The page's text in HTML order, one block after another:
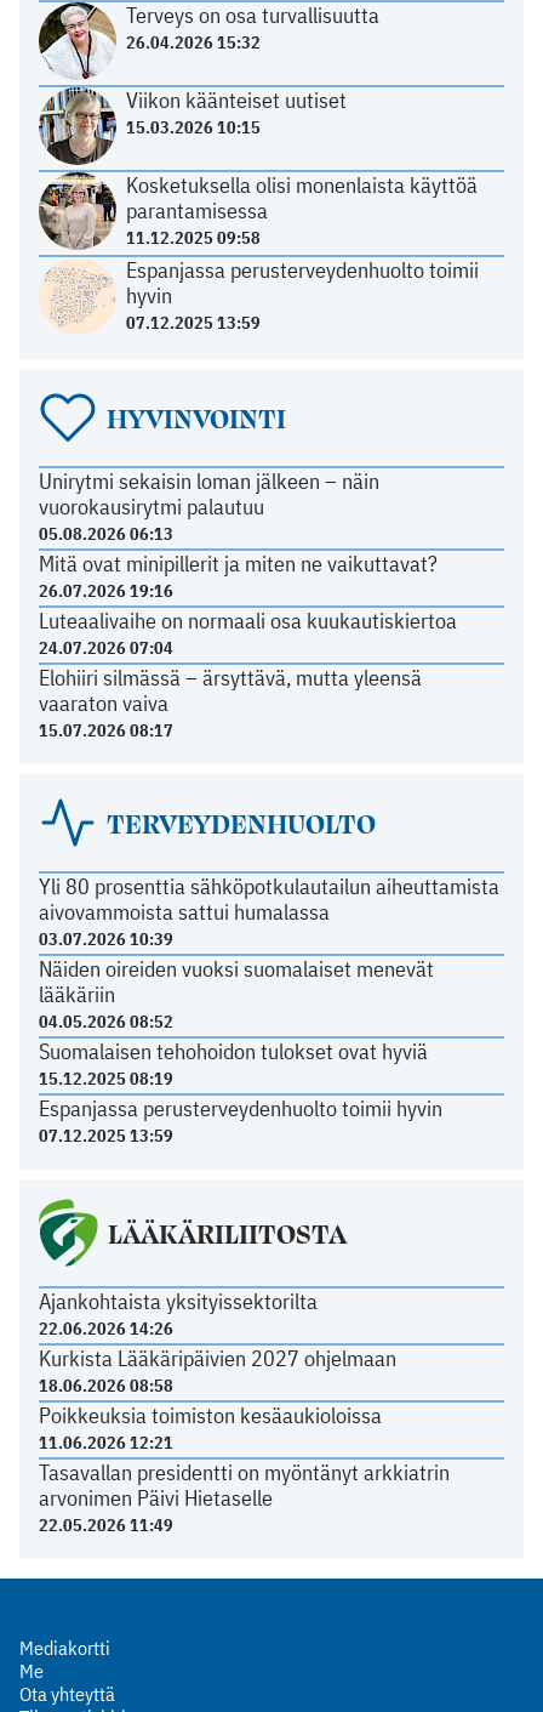
Terveys on osa turvallisuutta
26.04.2026 15:32
Viikon käänteiset uutiset
15.03.2026 10:15
Kosketuksella olisi monenlaista käyttöä
parantamisessa
11.12.2025 09:58
Espanjassa perusterveydenhuolto toimii
hyvin
07.12.2025 13:59
HYVINVOINTI
Unirytmi sekaisin loman jälkeen – näin
vuorokausirytmi palautuu
05.08.2026 06:13
Mitä ovat minipillerit ja miten ne vaikuttavat?
26.07.2026 19:16
Luteaalivaihe on normaali osa kuukautiskiertoa
24.07.2026 07:04
Elohiiri silmässä – ärsyttävä, mutta yleensä
vaaraton vaiva
15.07.2026 08:17
TERVEYDENHUOLTO
Yli 80 prosenttia sähköpotkulautailun aiheuttamista
aivovammoista sattui humalassa
03.07.2026 10:39
Näiden oireiden vuoksi suomalaiset menevät
lääkäriin
04.05.2026 08:52
Suomalaisen tehohoidon tulokset ovat hyviä
15.12.2025 08:19
Espanjassa perusterveydenhuolto toimii hyvin
07.12.2025 13:59
LÄÄKÄRILIITOSTA
Ajankohtaista yksityissektorilta
22.06.2026 14:26
Kurkista Lääkäripäivien 2027 ohjelmaan
18.06.2026 08:58
Poikkeuksia toimiston kesäaukioloissa
11.06.2026 12:21
Tasavallan presidentti on myöntänyt arkkiatrin
arvonimen Päivi Hietaselle
22.05.2026 11:49
Mediakortti
Me
Ota yhteyttä